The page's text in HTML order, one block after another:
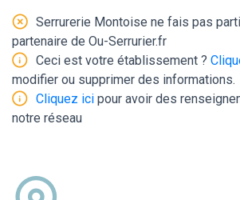
Serrurerie Montoise ne fais pas
partenaire de Ou-Serrurier.fr
Ceci est votre établissement ?
modifier ou supprimer des informations.
Cliquez ici pour avoir des
notre réseau